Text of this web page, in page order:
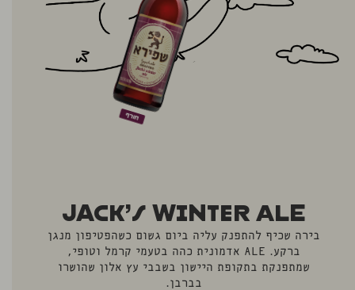
Jack’s Winter Ale
בירה שכיף להתפנק עליה ביום גשום כשהפטיפון מנגן
ברקע. ALE אדמונית כהה בטעמי קרמל וטופי,
שמתפנקת בתקופת היישון בשבבי עץ אלון שהושרו
בברבן.